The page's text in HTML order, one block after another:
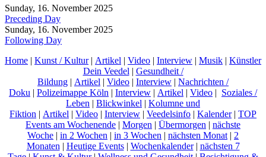
Sunday, 16. November 2025
Preceding Day
Sunday, 16. November 2025
Following Day
Home | Kunst / Kultur| Artikel | Video | Interview | Musik | Künstler
Dein Veedel | Gesundheit /
Bildung | Artikel | Video | Interview | Nachrichten /
Doku | Polizeimappe Köln | Interview | Artikel | Video | Soziales /
Leben | Blickwinkel | Kolumne und
Fiktion | Artikel | Video | Interview | Veedelsinfo | Kalender| TOP
Events am Wochenende | Morgen | Übermorgen | nächste
Woche | in 2 Wochen | in 3 Wochen | nächsten Monat | 2
Monaten | Heutige Events| Wochenkalender| nächsten 7